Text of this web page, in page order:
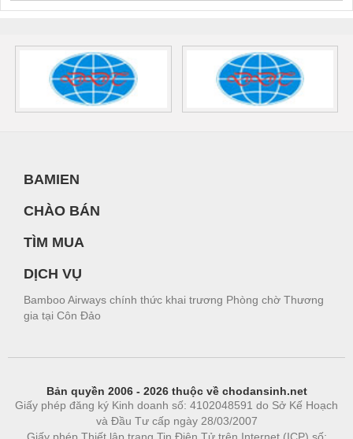
BAMIEN
CHÀO BÁN
TÌM MUA
DỊCH VỤ
Bamboo Airways chính thức khai trương Phòng chờ Thương
gia tại Côn Đảo
Bản quyền 2006 - 2026 thuộc về chodansinh.net
Giấy phép đăng ký Kinh doanh số: 4102048591 do Sở Kế Hoạch
và Đầu Tư cấp ngày 28/03/2007